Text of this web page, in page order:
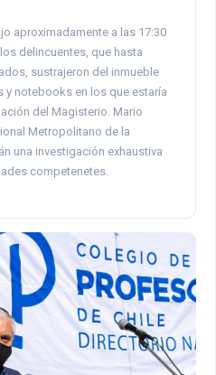
aproximadamente a las 17:30
delincuentes, que hasta
sustrajeron del inmueble
y notebooks en los que estaría
del Magisterio. Mario
Metropolitano de la
una investigación exhaustiva
competenetes.